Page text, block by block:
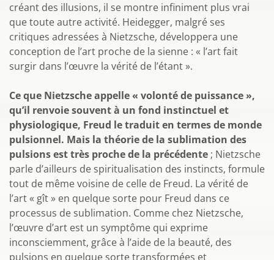
créant des illusions, il se montre infiniment plus vrai
que toute autre activité. Heidegger, malgré ses
critiques adressées à Nietzsche, développera une
conception de l’art proche de la sienne : « l’art fait
surgir dans l’œuvre la vérité de l’étant ».
Ce que Nietzsche appelle « volonté de puissance »,
qu’il renvoie souvent à un fond instinctuel et
physiologique, Freud le traduit en termes de monde
pulsionnel. Mais la théorie de la sublimation des
pulsions est très proche de la précédente ; Nietzsche
parle d’ailleurs de spiritualisation des instincts, formule
tout de même voisine de celle de Freud. La vérité de
l’art « gît » en quelque sorte pour Freud dans ce
processus de sublimation. Comme chez Nietzsche,
l’œuvre d’art est un symptôme qui exprime
inconsciemment, grâce à l’aide de la beauté, des
pulsions en quelque sorte transformées et